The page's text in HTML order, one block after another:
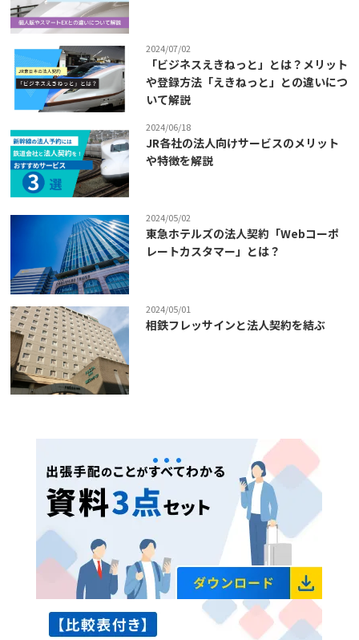
2024/07/02
「ビジネスえきねっと」とは？メリット
や登録方法「えきねっと」との違いにつ
いて解説
2024/06/18
JR各社の法人向けサービスのメリット
や特徴を解説
2024/05/02
東急ホテルズの法人契約「Webコーポ
レートカスタマー」とは？
2024/05/01
相鉄フレッサインと法人契約を結ぶ